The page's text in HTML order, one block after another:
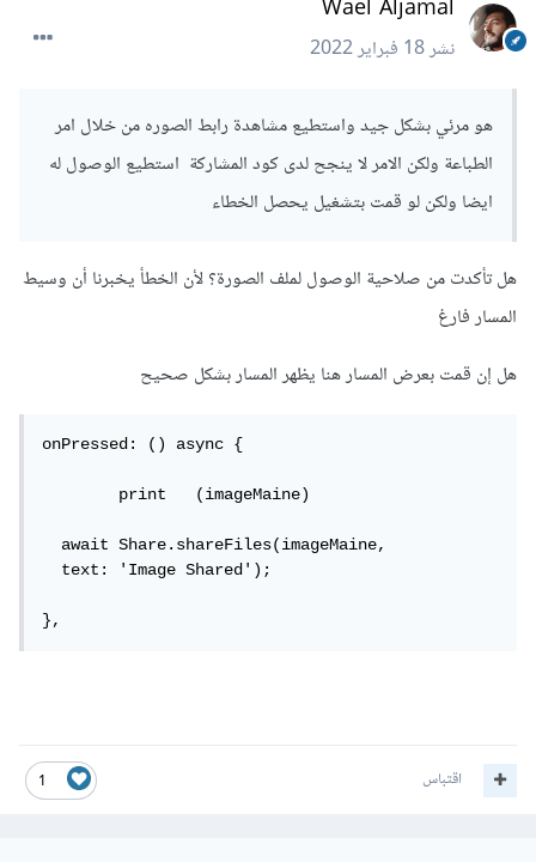
نشر18 فبراير 2022
هو مرئي بشكل جيد واستطيع مشاهدة رابط الصوره من خلال امر
الطباعة ولكن الامر لا ينجح لدى كود المشاركة استطيع الوصول له
ايضا ولكن لو قمت بتشغيل يحصل الخطاء
هل تأكدت من صلاحية الوصول لملف الصورة؟ لأن الخطأ يخبرنا أن وسيط
المسار فارغ
هل إن قمت بعرض المسار هنا يظهر المسار بشكل صحيح
onPressed: () async {
	print	(imageMaine)
  await Share.shareFiles(imageMaine,
  text: 'Image Shared');
},
1 اقتباس